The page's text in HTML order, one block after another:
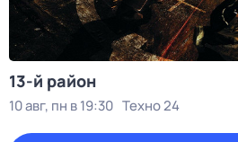
13-й район
10 авг, пн в 19:30 Техно 24